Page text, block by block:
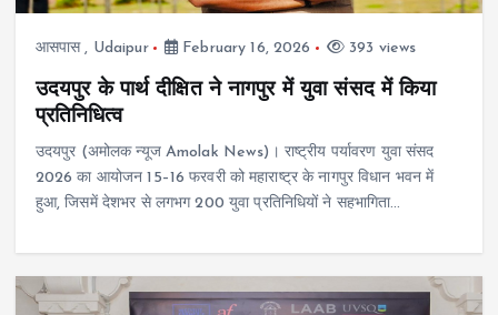
आसपास, Udaipur February 16, 2026 393 views
उदयपुर के पार्थ दीक्षित ने नागपुर में युवा संसद में किया
प्रतिनिधित्व
उदयपुर (अमोलक न्यूज Amolak News)। राष्ट्रीय पर्यावरण युवा संसद
2026 का आयोजन 15–16 फरवरी को महाराष्ट्र के नागपुर विधान भवन में
हुआ, जिसमें देशभर से लगभग 200 युवा प्रतिनिधियों ने सहभागिता…